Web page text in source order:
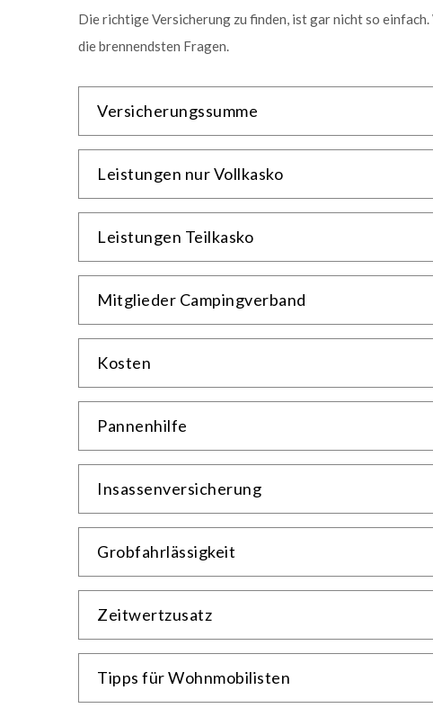
Die richtige Versicherung zu finden, ist gar nicht so
die brennendsten Fragen.
Versicherungssumme
Leistungen nur Vollkasko
Leistungen Teilkasko
Mitglieder Campingverband
Kosten
Pannenhilfe
Insassenversicherung
Grobfahrlässigkeit
Zeitwertzusatz
Tipps für Wohnmobilisten